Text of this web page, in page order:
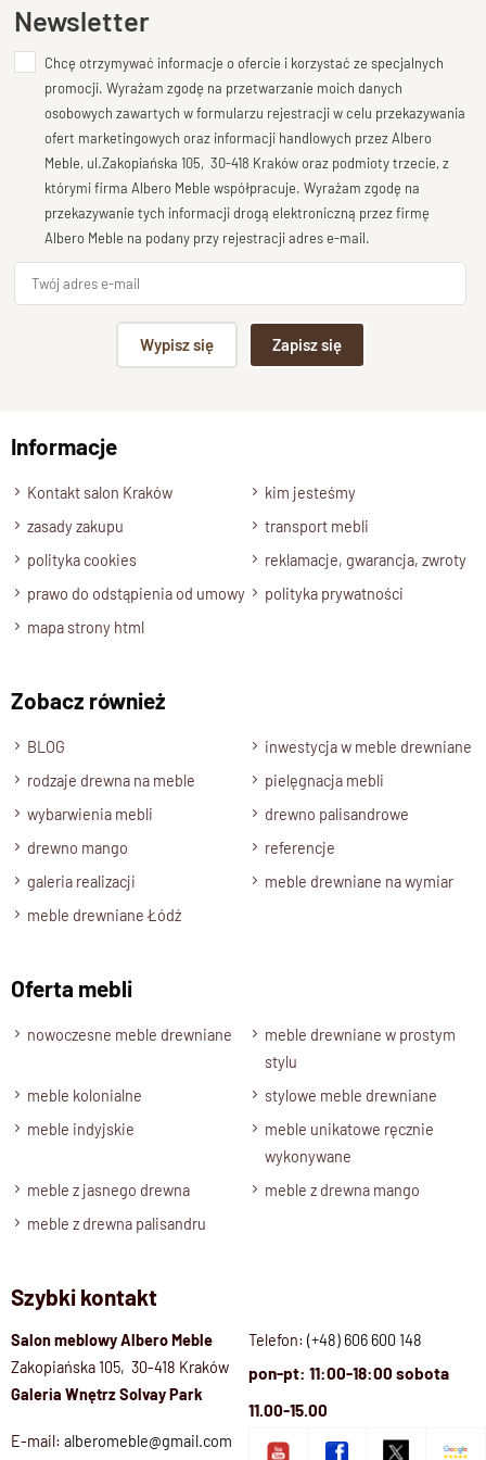
trudu pomieści dekoder, wzmacniacz czy konsolę.
Szafka wyposażona jest w
trzy pojemne szuflady
, każda na
tradycyjnych drewnianych prowadnicach
i z blokadą
zapobiegającą przypadkowemu wysunięciu.
Dopełnieniem sąręcznie kute, metalowe uchwytyo
nowoczesnej, sześciennej formie.
Jak wszystkie meble z kolekcji Cube, tak i ten model wyróżnia
sięmasywnymi listwami bocznymi i blatem o grubości 6 cm
połączonymi pod kątem 45 stopni, z wyraźnie widoczną
Powierzchnia mebli wykończona jestlakierem melaminowym
Materiał
Wykończenie
Lakier półmatowy
Styl
Nowoczesny , Kolekcja CUBE
Długość
Wysokość
Głębokość
45 cm
Wnęka
wys.17 cm , długość 138 cm
Szuflady
Szuflady z litego drewna , zabezpieczenia przed wysunięciem
Zmontowany
Dodaj opinię o produkcie
Twoja ocena
Bardzo dobry
Twoja opinia o produkcie
Podpis
Wyślij opinię
Newsletter
Chcę otrzymywać informacje o ofercie i korzystać ze specjalnych
promocji. Wyrażam zgodę na przetwarzanie moich danych
osobowych zawartych w formularzu rejestracji w celu przekazywania
ofert marketingowych oraz informacji handlowych przez Albero
Meble, ul.Zakopiańska 105, 30-418 Kraków oraz podmioty trzecie, z
którymi firma Albero Meble współpracuje. Wyrażam zgodę na
przekazywanie tych informacji drogą elektroniczną przez firmę
Albero Meble na podany przy rejestracji adres e-mail.
Wypisz się Zapisz się
Informacje
Kontakt salon Kraków
kim jesteśmy
zasady zakupu
transport mebli
polityka cookies
reklamacje, gwarancja, zwroty
prawo do odstąpienia od umowy
polityka prywatności
mapa strony html
Zobacz również
BLOG
inwestycja w meble drewniane
rodzaje drewna na meble
pielęgnacja mebli
wybarwienia mebli
drewno palisandrowe
drewno mango
referencje
galeria realizacji
meble drewniane na wymiar
meble drewniane Łódź
Oferta mebli
nowoczesne meble drewniane
meble drewniane w prostym
stylu
meble kolonialne
stylowe meble drewniane
meble indyjskie
meble unikatowe ręcznie
wykonywane
meble z jasnego drewna
meble z drewna mango
meble z drewna palisandru
Szybki kontakt
Salon meblowy Albero Meble
Zakopiańska 105, 30-418 Kraków
Galeria Wnętrz Solvay Park
Telefon: (+48) 606 600 148
pon-pt: 11:00-18:00 sobota
11.00-15.00
E-mail: alberomeble@gmail.com